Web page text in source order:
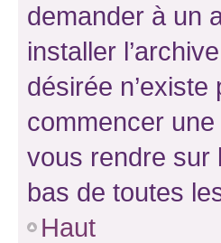
demander à un
installer
désirée
commencer
vous rendre sur
bas de toutes
Haut